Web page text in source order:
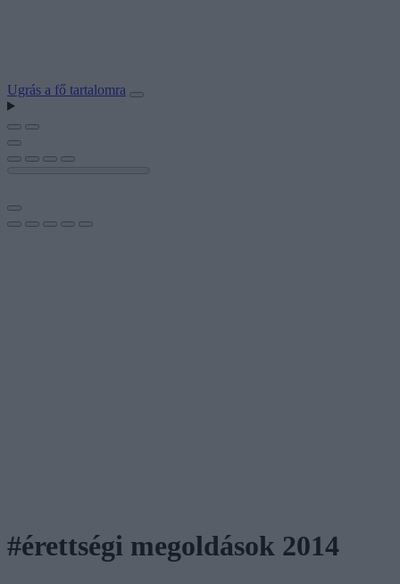
Ugrás a fő tartalomra
#érettségi megoldások 2014